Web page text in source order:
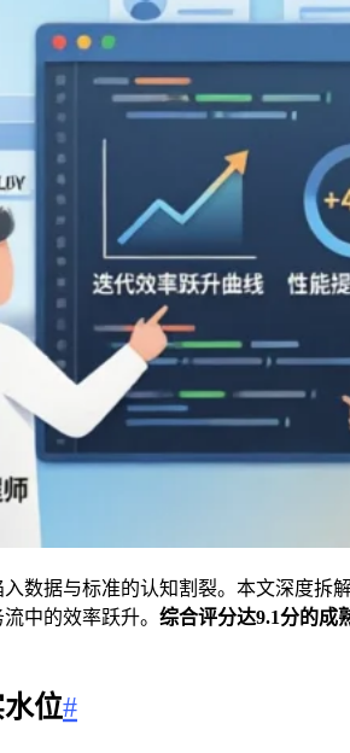
数据与标准的认知割裂。本文深度拆
中的效率跃升。 综合评分达9.1分的成
位#